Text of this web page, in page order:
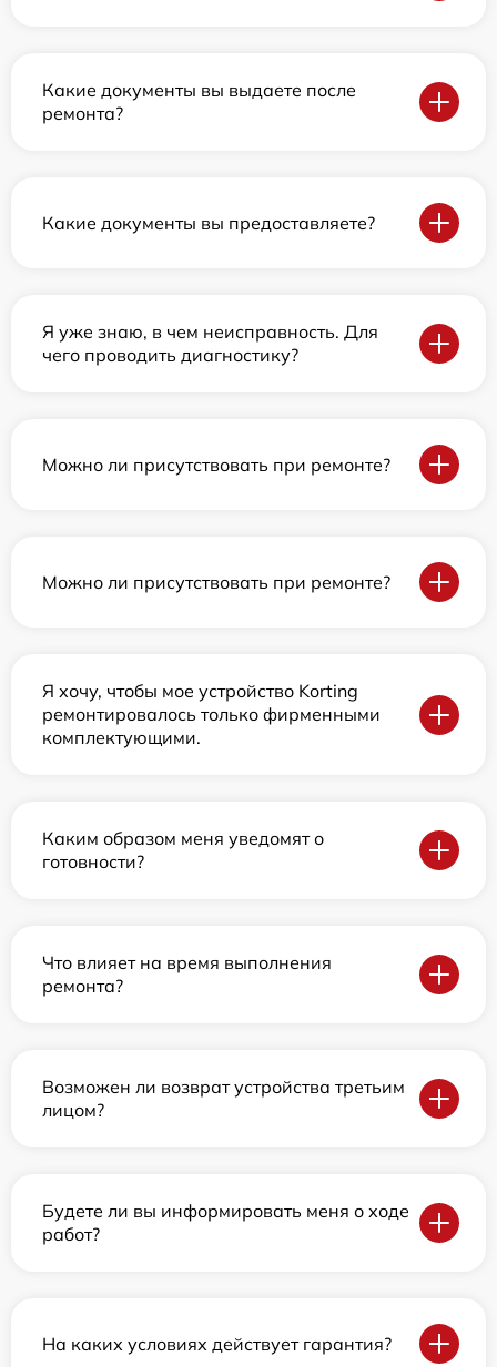
Какие документы вы выдаете после
ремонта?
Какие документы вы предоставляете?
Я уже знаю, в чем неисправность. Для
чего проводить диагностику?
Можно ли присутствовать при ремонте?
Можно ли присутствовать при ремонте?
Я хочу, чтобы мое устройство Korting
ремонтировалось только фирменными
комплектующими.
Каким образом меня уведомят о
готовности?
Что влияет на время выполнения
ремонта?
Возможен ли возврат устройства третьим
лицом?
Будете ли вы информировать меня о ходе
работ?
На каких условиях действует гарантия?